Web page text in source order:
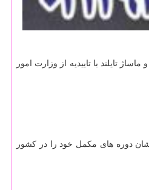
تایلند با تاییدیه از وزارت امور
دوره های مکمل خود را در کشور